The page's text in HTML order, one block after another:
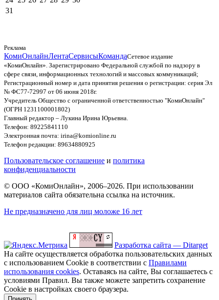
31
Реклама
КомиОнлайнЛентаСервисыКомандаСетевое издание
«КомиОнлайн». Зарегистрировано Федеральной службой по надзору в
сфере связи, информационных технологий и массовых коммуникаций;
Регистрационный номер и дата принятия решения о регистрации: серия Эл
№ ФС77-72997 от 06 июня 2018г.
Учредитель Общество с ограниченной ответственностью "КомиОнлайн"
(ОГРН 1231100001802)
Главный редактор – Лукина Ирина Юрьевна.
Телефон: 89225841110
Электронная почта: irina@komionline.ru
Телефон редакции: 89634880925
Пользовательское соглашение и политика
конфиденциальности
© ООО «КомиОнлайн», 2006–2026. При использовании
материалов сайта обязательна ссылка на источник.
Не предназначено для лиц моложе 16 лет
Разработка сайта — Ditarget
На сайте осуществляется обработка пользовательских данных
с использованием Cookie в соответствии с Правилами
использования cookies. Оставаясь на сайте, Вы соглашаетесь с
условиями Правил. Вы также можете запретить сохранение
Cookie в настройках своего браузера.